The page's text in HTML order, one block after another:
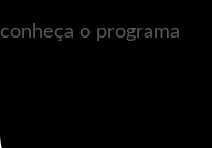
conheça o programa